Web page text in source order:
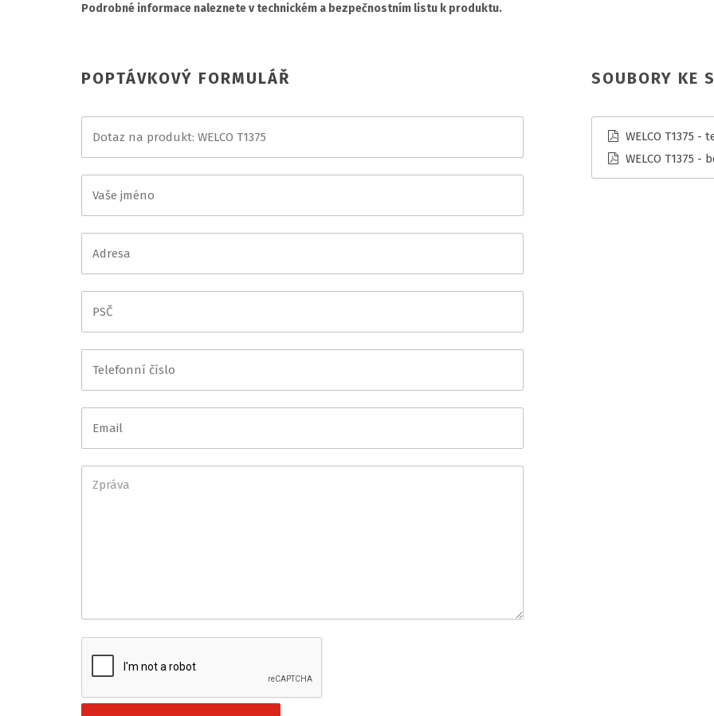
Podrobné informace naleznete v technickém a bezpečnostním listu k produktu.
SOUBORY KE
WELCO T1375 -
WELCO T1375
POPTÁVKOVÝ FORMULÁŘ